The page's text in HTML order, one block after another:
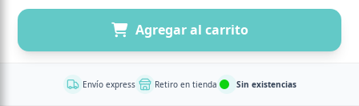
Agregar al carrito
Envío express Retiro en tienda Sin existencias